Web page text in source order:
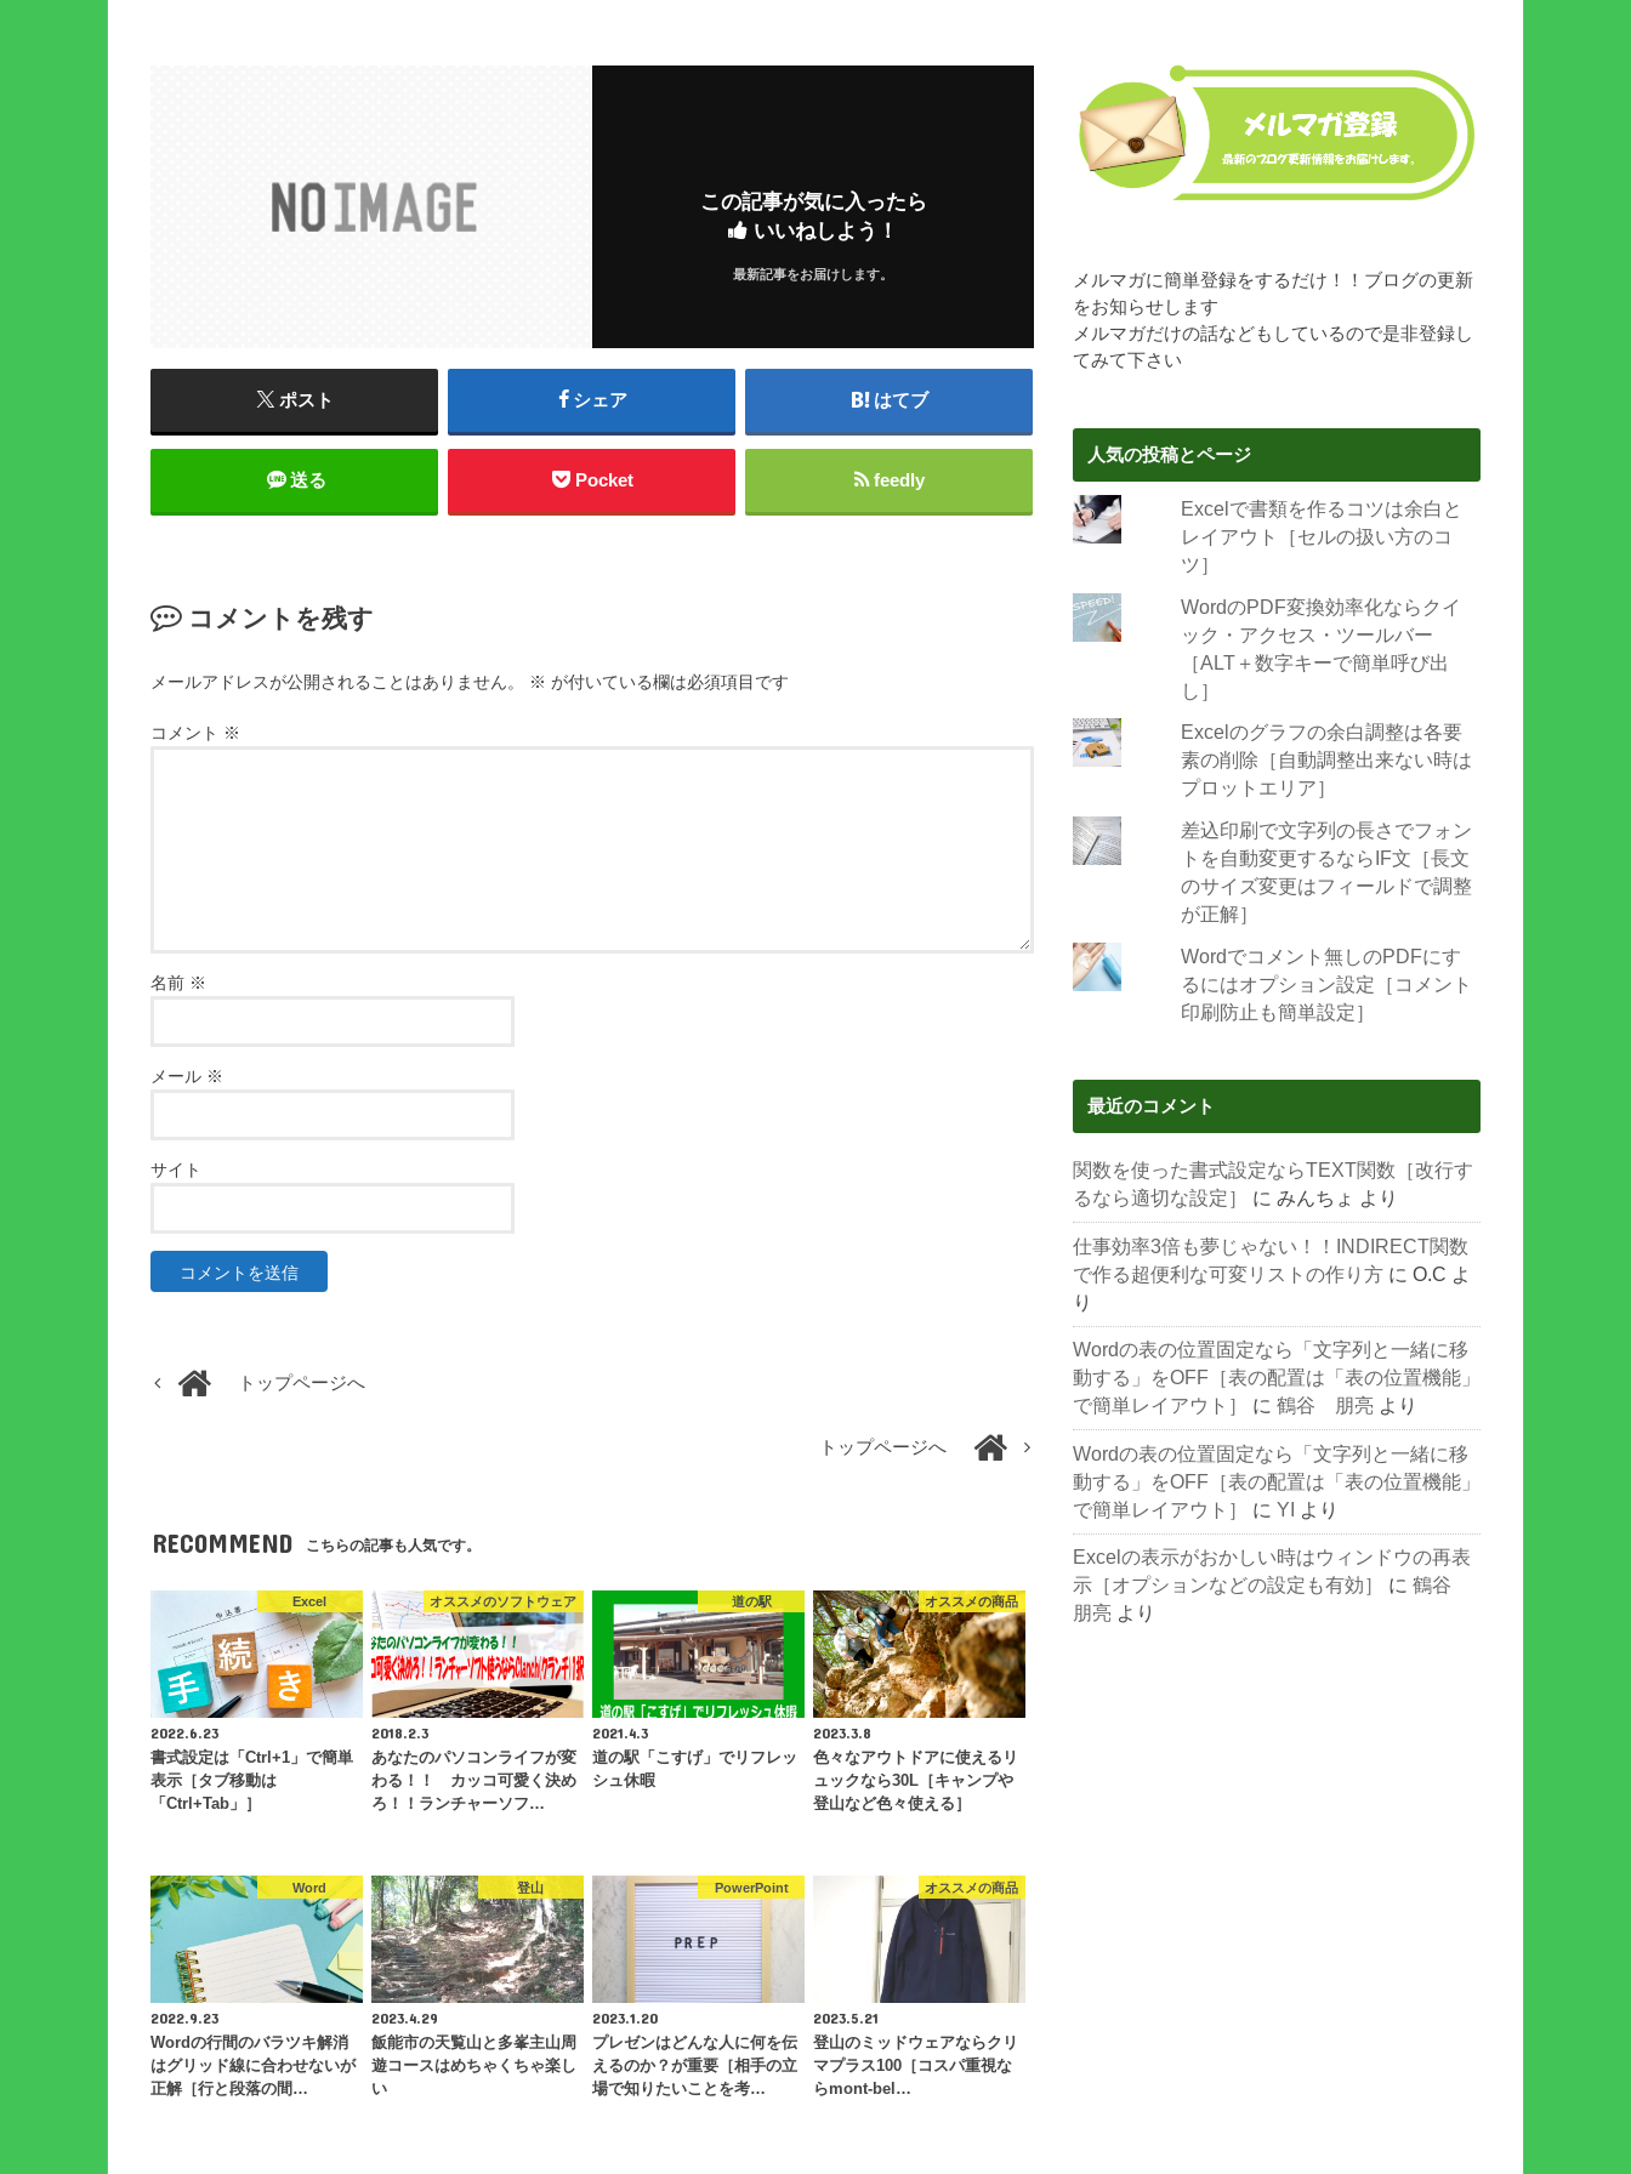
この記事が気に入ったら
いいねしよう！
最新記事をお届けします。
ポスト シェア はてブ
送る Pocket feedly
コメントを残す
メールアドレスが公開されることはありません。 ※ が付いている欄は必須項目です
コメント ※
名前 ※
メール ※
サイト
トップページへ
トップページへ
RECOMMEND こちらの記事も人気です。
Excel
2022.6.23
書式設定は「Ctrl+1」で簡単
表示［タブ移動は
「Ctrl+Tab」］
オススメのソフトウェア
2018.2.3
あなたのパソコンライフが変
わる！！ カッコ可愛く決め
ろ！！ランチャーソフ…
道の駅
2021.4.3
道の駅「こすげ」でリフレッ
シュ休暇
オススメの商品
2023.3.8
色々なアウトドアに使えるリ
ュックなら30L［キャンプや
登山など色々使える］
Word
2022.9.23
Wordの行間のバラツキ解消
はグリッド線に合わせないが
正解［行と段落の間…
登山
2023.4.29
飯能市の天覧山と多峯主山周
遊コースはめちゃくちゃ楽し
い
PowerPoint
2023.1.20
プレゼンはどんな人に何を伝
えるのか？が重要［相手の立
場で知りたいことを考…
オススメの商品
2023.5.21
登山のミッドウェアならクリ
マプラス100［コスパ重視な
らmont-bel…
メルマガに簡単登録をするだけ！！ブログの更新
をお知らせします
メルマガだけの話などもしているので是非登録し
てみて下さい
人気の投稿とページ
Excelで書類を作るコツは余白と
レイアウト［セルの扱い方のコ
ツ］
WordのPDF変換効率化ならクイ
ック・アクセス・ツールバー
［ALT＋数字キーで簡単呼び出
し］
Excelのグラフの余白調整は各要
素の削除［自動調整出来ない時は
プロットエリア］
差込印刷で文字列の長さでフォン
トを自動変更するならIF文［長文
のサイズ変更はフィールドで調整
が正解］
Wordでコメント無しのPDFにす
るにはオプション設定［コメント
印刷防止も簡単設定］
最近のコメント
関数を使った書式設定ならTEXT関数［改行す
るなら適切な設定］
に みんちょ より
仕事効率3倍も夢じゃない！！INDIRECT関数
で作る超便利な可変リストの作り方 に O.C よ
り
Wordの表の位置固定なら「文字列と一緒に移
動する」をOFF［表の配置は「表の位置機能」
で簡単レイアウト］
に 鶴谷 朋亮 より
Wordの表の位置固定なら「文字列と一緒に移
動する」をOFF［表の配置は「表の位置機能」
で簡単レイアウト］
に YI より
Excelの表示がおかしい時はウィンドウの再表
示［オプションなどの設定も有効］
に 鶴谷
朋亮 より